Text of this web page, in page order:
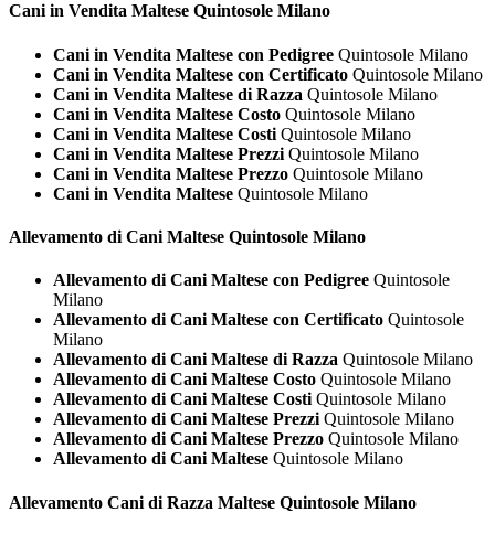
Cani in Vendita Maltese Quintosole Milano
Cani in Vendita Maltese con Pedigree Quintosole Milano
Cani in Vendita Maltese con Certificato Quintosole Milano
Cani in Vendita Maltese di Razza Quintosole Milano
Cani in Vendita Maltese Costo Quintosole Milano
Cani in Vendita Maltese Costi Quintosole Milano
Cani in Vendita Maltese Prezzi Quintosole Milano
Cani in Vendita Maltese Prezzo Quintosole Milano
Cani in Vendita Maltese Quintosole Milano
Allevamento di Cani Maltese Quintosole Milano
Allevamento di Cani Maltese con Pedigree Quintosole
Milano
Allevamento di Cani Maltese con Certificato Quintosole
Milano
Allevamento di Cani Maltese di Razza Quintosole Milano
Allevamento di Cani Maltese Costo Quintosole Milano
Allevamento di Cani Maltese Costi Quintosole Milano
Allevamento di Cani Maltese Prezzi Quintosole Milano
Allevamento di Cani Maltese Prezzo Quintosole Milano
Allevamento di Cani Maltese Quintosole Milano
Allevamento Cani di Razza Maltese Quintosole Milano